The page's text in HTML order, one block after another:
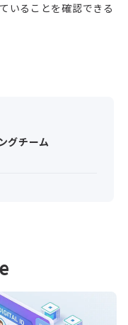
いることを確認できる
グチーム